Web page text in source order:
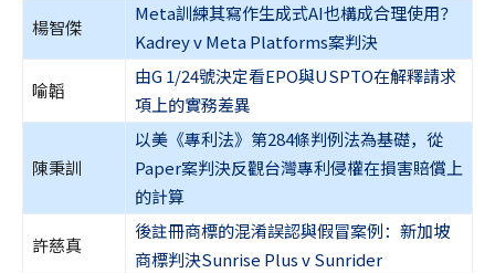
楊智傑
Meta訓練其寫作生成式AI也構成合理使用？
Kadrey v Meta Platforms案判決
喻韜
由G 1/24號決定看EPO與USPTO在解釋請求
項上的實務差異
陳秉訓
以美《專利法》第284條判例法為基礎，從
Paper案判決反觀台灣專利侵權在損害賠償上
的計算
許慈真
後註冊商標的混淆誤認與假冒案例：新加坡
商標判決Sunrise Plus v Sunrider